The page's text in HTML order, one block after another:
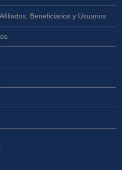
Beneficiarios y Usuarios